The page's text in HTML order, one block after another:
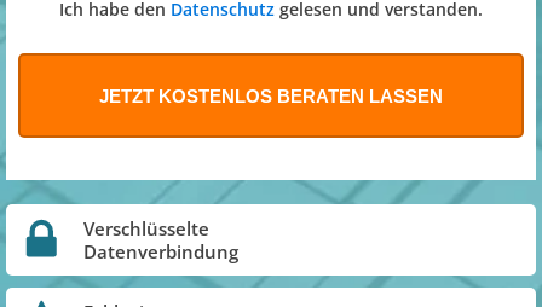
Ich habe den Datenschutz gelesen und verstanden.
Verschlüsselte
Datenverbindung